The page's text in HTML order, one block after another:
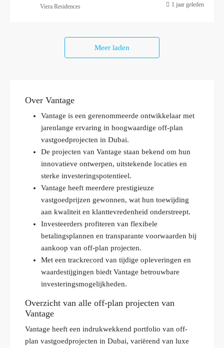
Viera Residences 1 jaar geleden
Meer laden
Over Vantage
Vantage is een gerenommeerde ontwikkelaar met
jarenlange ervaring in hoogwaardige off-plan
vastgoedprojecten in Dubai.
De projecten van Vantage staan bekend om hun
innovatieve ontwerpen, uitstekende locaties en
sterke investeringspotentieel.
Vantage heeft meerdere prestigieuze
vastgoedprijzen gewonnen, wat hun toewijding
aan kwaliteit en klanttevredenheid onderstreept.
Investeerders profiteren van flexibele
betalingsplannen en transparante voorwaarden bij
aankoop van off-plan projecten.
Met een trackrecord van tijdige opleveringen en
waardestijgingen biedt Vantage betrouwbare
investeringsmogelijkheden.
Overzicht van alle off-plan projecten van
Vantage
Vantage heeft een indrukwekkend portfolio van off-
plan vastgoedprojecten in Dubai, variërend van luxe